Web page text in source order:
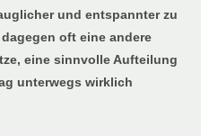
und entspannter zu
oft eine andere
eine sinnvolle Aufteilung
unterwegs wirklich